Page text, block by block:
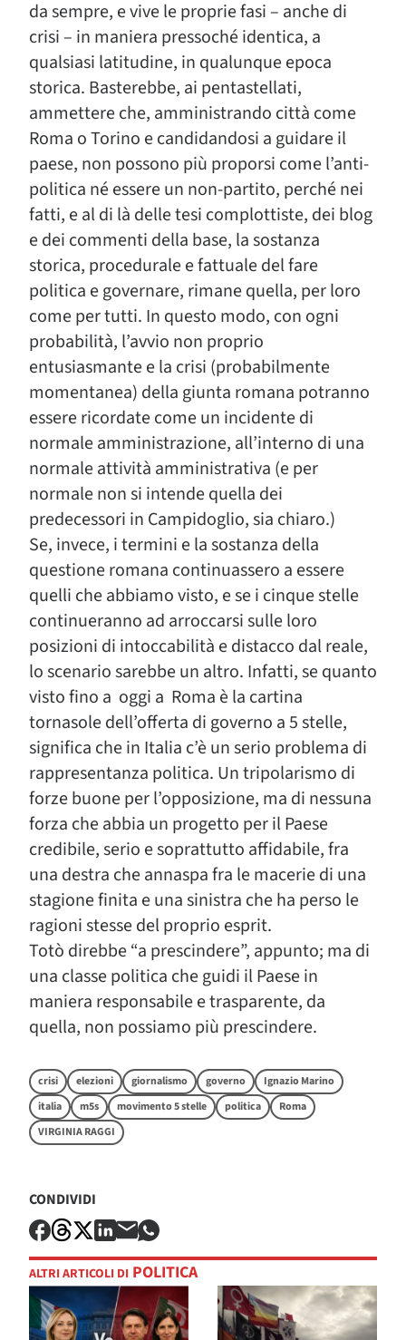
da sempre, e vive le proprie fasi – anche di
crisi – in maniera pressoché identica, a
qualsiasi latitudine, in qualunque epoca
storica. Basterebbe, ai pentastellati,
ammettere che, amministrando città come
Roma o Torino e candidandosi a guidare il
paese, non possono più proporsi come l’anti-
politica né essere un non-partito, perché nei
fatti, e al di là delle tesi complottiste, dei blog
e dei commenti della base, la sostanza
storica, procedurale e fattuale del fare
politica e governare, rimane quella, per loro
come per tutti. In questo modo, con ogni
probabilità, l’avvio non proprio
entusiasmante e la crisi (probabilmente
momentanea) della giunta romana potranno
essere ricordate come un incidente di
normale amministrazione, all’interno di una
normale attività amministrativa (e per
normale non si intende quella dei
predecessori in Campidoglio, sia chiaro.)
Se, invece, i termini e la sostanza della
questione romana continuassero a essere
quelli che abbiamo visto, e se i cinque stelle
continueranno ad arroccarsi sulle loro
posizioni di intoccabilità e distacco dal reale,
lo scenario sarebbe un altro. Infatti, se quanto
visto fino a oggi a Roma è la cartina
tornasole dell’offerta di governo a 5 stelle,
significa che in Italia c’è un serio problema di
rappresentanza politica. Un tripolarismo di
forze buone per l’opposizione, ma di nessuna
forza che abbia un progetto per il Paese
credibile, serio e soprattutto affidabile, fra
una destra che annaspa fra le macerie di una
stagione finita e una sinistra che ha perso le
ragioni stesse del proprio esprit.
Totò direbbe “a prescindere”, appunto; ma di
una classe politica che guidi il Paese in
maniera responsabile e trasparente, da
quella, non possiamo più prescindere.
crisi elezioni giornalismo governo
Ignazio Marino
italia
m5s movimento 5 stelle politica
Roma
VIRGINIA RAGGI
CONDIVIDI
ALTRI ARTICOLI DI POLITICA